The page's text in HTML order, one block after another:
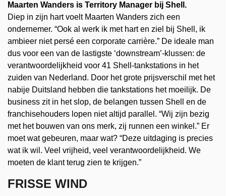
Maarten Wanders is Territory Manager bij Shell.
Diep in zijn hart voelt Maarten Wanders zich een
ondernemer. “Ook al werk ik met hart en ziel bij Shell, ik
ambieer niet persé een corporate carrière.” De ideale man
dus voor een van de lastigste ‘downstream’-klussen: de
verantwoordelijkheid voor 41 Shell-tankstations in het
zuiden van Nederland. Door het grote prijsverschil met het
nabije Duitsland hebben die tankstations het moeilijk. De
business zit in het slop, de belangen tussen Shell en de
franchisehouders lopen niet altijd parallel. “Wij zijn bezig
met het bouwen van ons merk, zij runnen een winkel.” Er
moet wat gebeuren, maar wat? “Deze uitdaging is precies
wat ik wil. Veel vrijheid, veel verantwoordelijkheid. We
moeten de klant terug zien te krijgen.”
FRISSE WIND